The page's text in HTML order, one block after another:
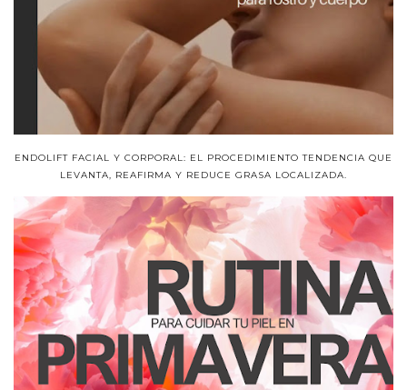
ENDOLIFT FACIAL Y CORPORAL: EL PROCEDIMIENTO TENDENCIA QUE
LEVANTA, REAFIRMA Y REDUCE GRASA LOCALIZADA.